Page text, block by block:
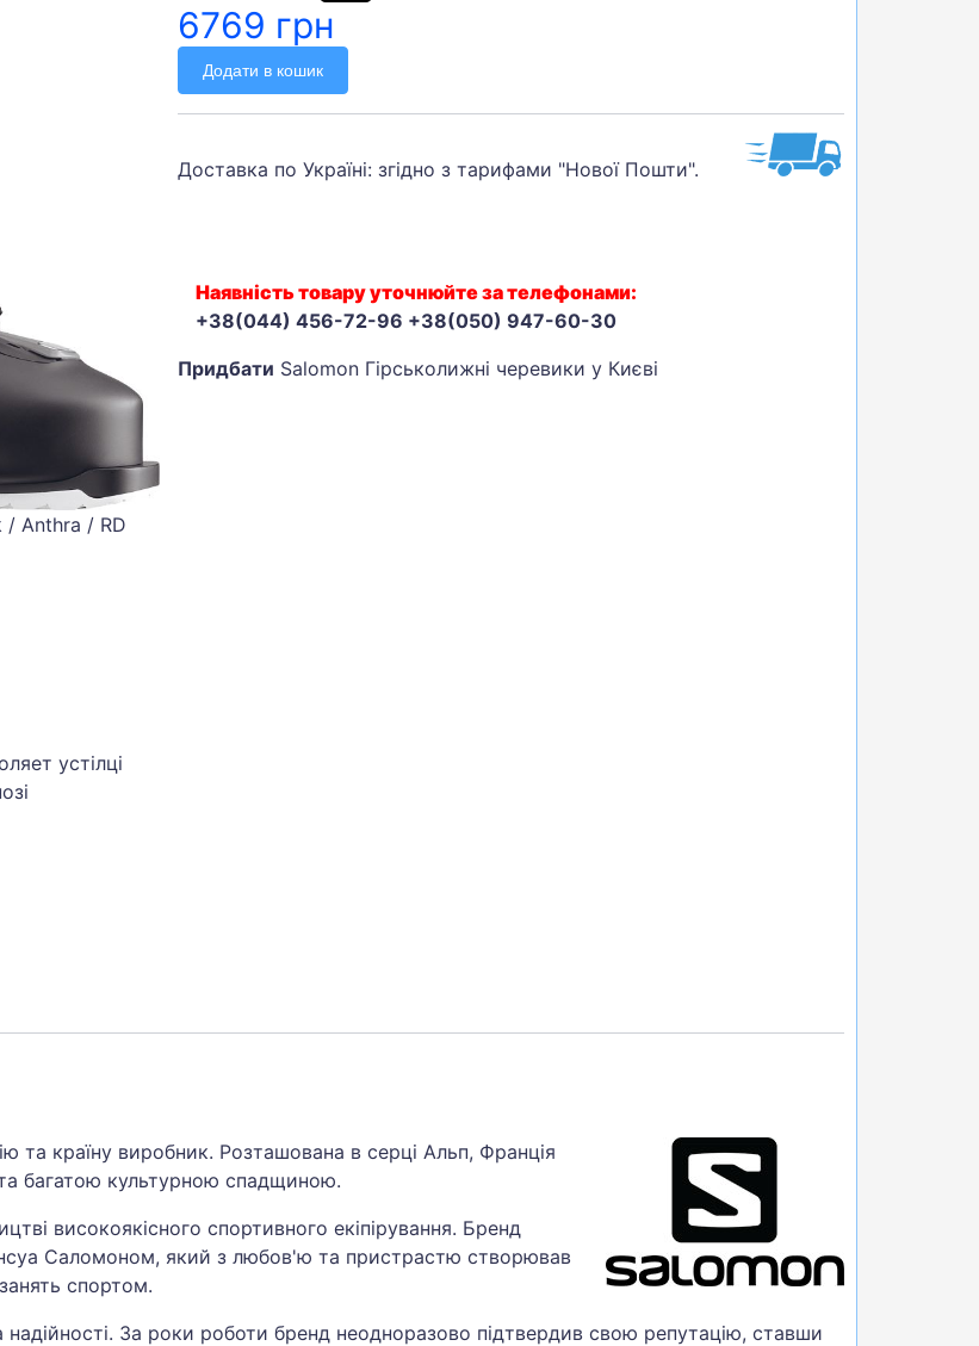
/ Anthra / RD
устілці
6769 грн
Додати в кошик
Доставка по Україні: згідно з тарифами "Нової Пошти".
Наявність товару уточнюйте за телефонами:
+38(044) 456-72-96 +38(050) 947-60-30
Придбати Salomon Гірськолижні черевики у Києві
та країну виробник. Розташована в серці Альп, Франція
багатою культурною спадщиною.
високоякісного спортивного екіпірування. Бренд
Саломоном, який з любов'ю та пристрастю створював
спортом.
За роки роботи бренд неодноразово підтвердив свою репутацію, ставши